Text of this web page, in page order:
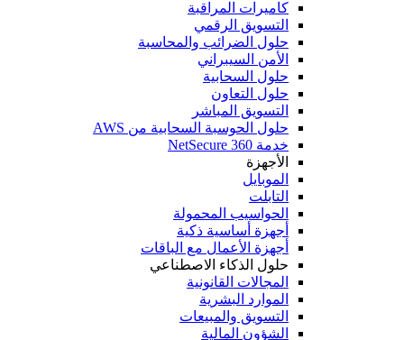
كاميرات المراقبة
التسويق الرقمي
حلول الضرائب والمحاسبة
الأمن السيبراني
حلول السحابية
حلول التعاون
التسويق المباشر
حلول الحوسبة السحابية من AWS
خدمة NetSecure 360
الأجهزة
الموبايل
التابلت
الحواسيب المحمولة
أجهزة أساسية ذكية
أجهزة الأعمال مع الباقات
حلول الذكاء الاصطناعي
المجالات القانونية
الموارد البشرية
التسويق والمبيعات
الشؤون المالية